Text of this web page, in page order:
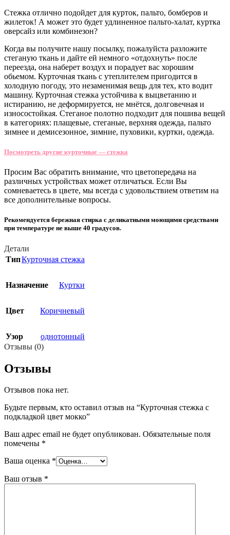
Стежка отлично подойдет для курток, пальто, бомберов и
жилеток! А может это будет удлиненное пальто-халат, куртка
оверсайз или комбинезон?
Когда вы получите нашу посылку, пожалуйста разложите
стеганую ткань и дайте ей немного «отдохнуть» после
переезда, она наберет воздух и порадует вас хорошим
обьемом. Курточная ткань с утеплителем пригодится в
холодную погоду, это незаменимая вещь для тех, кто водит
машину. Курточная стежка устойчива к выцветанию и
истиранию, не деформируется, не мнётся, долговечная и
износостойкая. Стеганое полотно подходит для пошива вещей
в категориях: плащевые, стеганые, верхняя одежда, пальто
зимнее и демисезонное, зимние, пуховики, куртки, одежда.
Посмотреть другие курточные — стежка
Просим Вас обратить внимание, что цветопередача на
различных устройствах может отличаться. Если Вы
сомневаетесь в цвете, мы всегда с удовольствием ответим на
все дополнительные вопросы.
Рекомендуется бережная стирка с деликатными моющими средствами
при температуре не выше 40 градусов.
Детали
ТипКурточная стежка
Назначение Куртки
Цвет Коричневый
Узор
однотонный
Отзывы (0)
Отзывы
Отзывов пока нет.
Будьте первым, кто оставил отзыв на “Курточная стежка с
подкладкой цвет мокко”
Ваш адрес email не будет опубликован. Обязательные поля
помечены *
Ваша оценка *
Ваш отзыв *